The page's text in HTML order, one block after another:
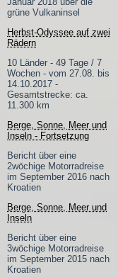
grüne Vulkaninsel
Herbst-Odyssee auf zwei
Rädern
10 Länder - 49 Tage / 7
Wochen - vom 27.08. bis
14.10.2017 -
Gesamtstrecke: ca.
11.300 km
Berge, Sonne, Meer und
Inseln - Fortsetzung
Bericht über eine
2wöchige Motorradreise
im September 2016 nach
Kroatien
Berge, Sonne, Meer und
Inseln
Bericht über eine
3wöchige Motorradreise
im September 2015 nach
Kroatien